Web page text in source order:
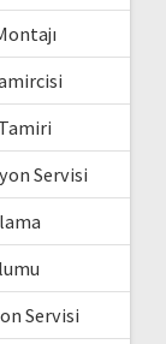
Servisi
Servisi